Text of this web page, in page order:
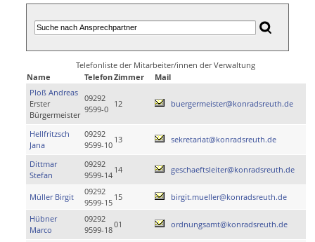
Telefonliste der Mitarbeiter/innen der Verwaltung
Name
TelefonZimmer
Mail
Ploß Andreas
Erster
Bürgermeister
09292
9599-0
12 buergermeister@konradsreuth.de
Hellfritzsch
Jana
09292
9599-10
13 sekretariat@konradsreuth.de
Dittmar
Stefan
09292
9599-14
14 geschaeftsleiter@konradsreuth.de
Müller Birgit
09292
9599-15
15 birgit.mueller@konradsreuth.de
Hübner
Marco
09292
9599-18
01 ordnungsamt@konradsreuth.de